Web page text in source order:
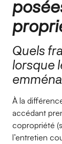
Quels
lorsque
À la
accédant
copropriété
l’entretien